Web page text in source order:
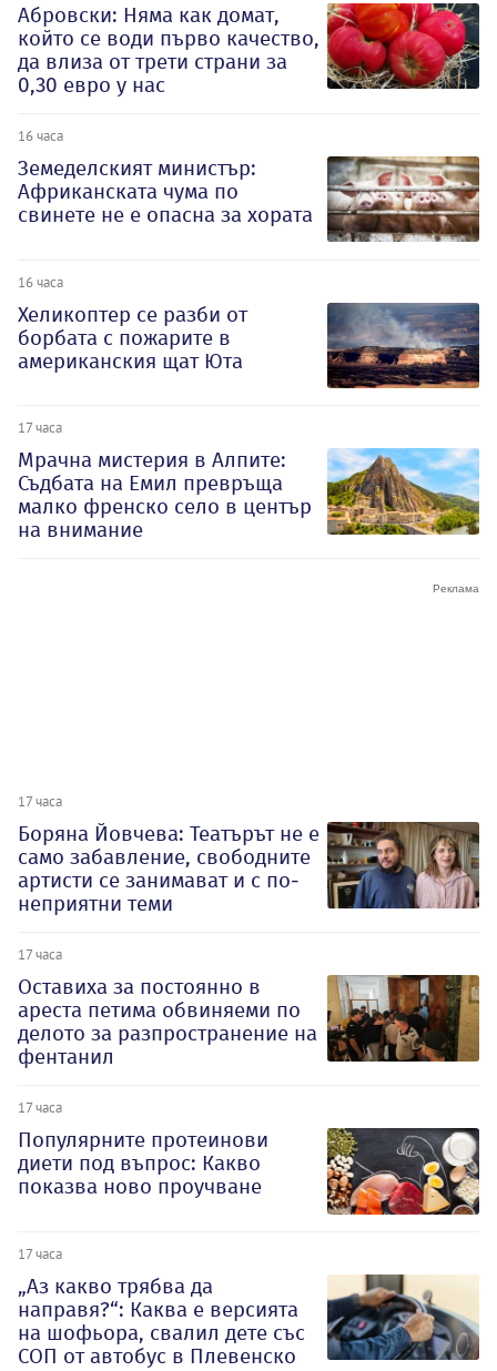
Абровски: Няма как домат,
който се води първо качество,
да влиза от трети страни за
0,30 евро у нас
16 часа
Земеделският министър:
Африканската чума по
свинете не е опасна за хората
16 часа
Хеликоптер се разби от
борбата с пожарите в
американския щат Юта
17 часа
Мрачна мистерия в Алпите:
Съдбата на Емил превръща
малко френско село в център
на внимание
17 часа
Боряна Йовчева: Театърът не е
само забавление, свободните
артисти се занимават и с по-
неприятни теми
17 часа
Оставиха за постоянно в
ареста петима обвиняеми по
делото за разпространение на
фентанил
17 часа
Популярните протеинови
диети под въпрос: Какво
показва ново проучване
17 часа
„Аз какво трябва да
направя?“: Каква е версията
на шофьора, свалил дете със
СОП от автобус в Плевенско